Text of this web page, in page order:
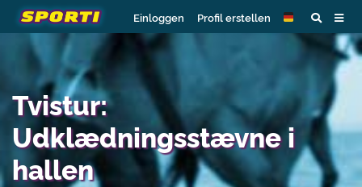
Einloggen Profil erstellen
Tvistur:
Udklædningsstævne i
hallen